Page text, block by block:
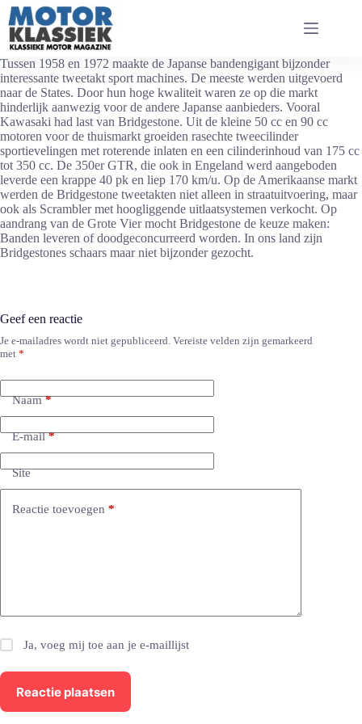
Ga
naar
inhoud
Tussen 1958 en 1972 maakte de Japanse bandengigant bijzonder
interessante tweetakt sport machines. De meeste werden uitgevoerd
naar de States. Door hun hoge kwaliteit waren ze op die markt
hinderlijk aanwezig voor de andere Japanse aanbieders. Vooral
Kawasaki had last van Bridgestone. Uit de kleine 50 cc en 90 cc
motoren voor de thuismarkt groeiden rasechte tweecilinder
sportievelingen met roterende inlaten en een cilinderinhoud van 175 cc
tot 350 cc. De 350er GTR, die ook in Engeland werd aangeboden
leverde een krappe 40 pk en liep 170 km/u. Op de Amerikaanse markt
werden de Bridgestone tweetakten niet alleen in straatuitvoering, maar
ook als Scrambler met hoogliggende uitlaatsystemen verkocht. Op
aandrang van de Grote Vier mocht Bridgestone de keuze maken:
Banden leveren of doodgeconcurreerd worden. In ons land zijn
Bridgestones schaars maar niet bijzonder gezocht.
Geef een reactie
Je e-mailadres wordt niet gepubliceerd. Vereiste velden zijn gemarkeerd
met *
Naam*
E-mail*
Site
Reactie toevoegen *
Ja, voeg mij toe aan je e-maillijst
Reactie plaatsen